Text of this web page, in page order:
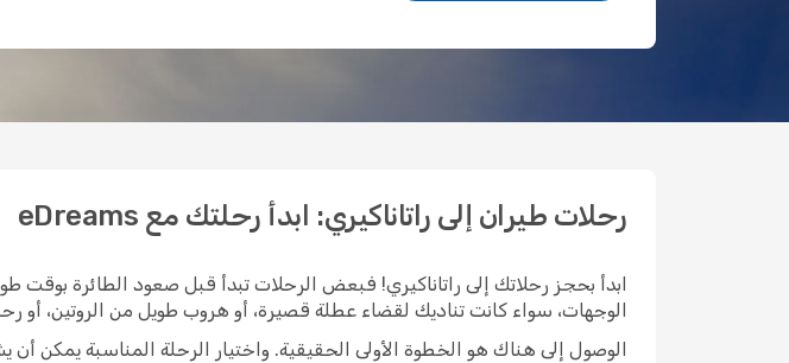
رحلات طيران إلى راتاناكيري: ابدأ رحلتك مع eDreams
ابدأ بحجز رحلاتك إلى راتاناكيري! فبعض الرحلات تبدأ قبل صعود الطائرة بوقت
الوجهات، سواء كانت تناديك لقضاء عطلة قصيرة، أو هروب طويل من الروتين، أو